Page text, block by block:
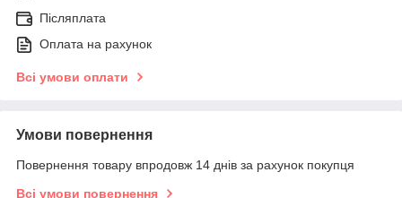
Післяплата
Оплата на рахунок
Всі умови оплати
Умови повернення
Повернення товару впродовж 14 днів за рахунок покупця
Всі умови повернення